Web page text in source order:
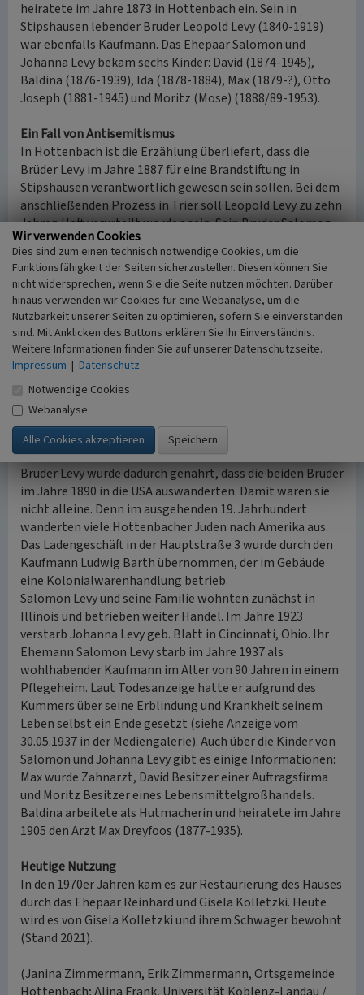
heiratete im Jahre 1873 in Hottenbach ein. Sein in
Stipshausen lebender Bruder Leopold Levy (1840-1919)
war ebenfalls Kaufmann. Das Ehepaar Salomon und
Johanna Levy bekam sechs Kinder: David (1874-1945),
Baldina (1876-1939), Ida (1878-1884), Max (1879-?), Otto
Joseph (1881-1945) und Moritz (Mose) (1888/89-1953).
Ein Fall von Antisemitismus
In Hottenbach ist die Erzählung überliefert, dass die
Brüder Levy im Jahre 1887 für eine Brandstiftung in
Stipshausen verantwortlich gewesen sein sollen. Bei dem
anschließenden Prozess in Trier soll Leopold Levy zu zehn
Jahren Haft verurteilt worden sein. Sein Bruder Salomon
habe sich der Strafe durch die Flucht in die USA entzogen.
Dort sei er im Jahre 1910 bei einem Hotelbrand in
Philadelphia ums Leben gekommen. Wie sich
herausstellte, handelte es sich dabei allerdings nicht um
den Hottenbacher Salomon Levy. Die Erzählung der
Brandstiftung durch die Brüder Levy entspricht demnach
nicht der Wahrheit. Die Rezeption der Lebensgeschichte
der beiden Levy-Brüder spiegelt den historischen
ländlichen Antisemitismus wider.
Auswanderung in die USA
Die antisemitische Legende von der Brandstiftung der
Brüder Levy wurde dadurch genährt, dass die beiden Brüder
im Jahre 1890 in die USA auswanderten. Damit waren sie
nicht alleine. Denn im ausgehenden 19. Jahrhundert
wanderten viele Hottenbacher Juden nach Amerika aus.
Das Ladengeschäft in der Hauptstraße 3 wurde durch den
Kaufmann Ludwig Barth übernommen, der im Gebäude
eine Kolonialwarenhandlung betrieb.
Salomon Levy und seine Familie wohnten zunächst in
Illinois und betrieben weiter Handel. Im Jahre 1923
verstarb Johanna Levy geb. Blatt in Cincinnati, Ohio. Ihr
Ehemann Salomon Levy starb im Jahre 1937 als
wohlhabender Kaufmann im Alter von 90 Jahren in einem
Pflegeheim. Laut Todesanzeige hatte er aufgrund des
Kummers über seine Erblindung und Krankheit seinem
Leben selbst ein Ende gesetzt (siehe Anzeige vom
30.05.1937 in der Mediengalerie). Auch über die Kinder von
Salomon und Johanna Levy gibt es einige Informationen:
Max wurde Zahnarzt, David Besitzer einer Auftragsfirma
und Moritz Besitzer eines Lebensmittelgroßhandels.
Baldina arbeitete als Hutmacherin und heiratete im Jahre
1905 den Arzt Max Dreyfoos (1877-1935).
Heutige Nutzung
In den 1970er Jahren kam es zur Restaurierung des Hauses
durch das Ehepaar Reinhard und Gisela Kolletzki. Heute
wird es von Gisela Kolletzki und ihrem Schwager bewohnt
(Stand 2021).
(Janina Zimmermann, Erik Zimmermann, Ortsgemeinde
Wir verwenden Cookies
Dies sind zum einen technisch notwendige Cookies, um die
Funktionsfähigkeit der Seiten sicherzustellen. Diesen können Sie
nicht widersprechen, wenn Sie die Seite nutzen möchten. Darüber
hinaus verwenden wir Cookies für eine Webanalyse, um die
Nutzbarkeit unserer Seiten zu optimieren, sofern Sie einverstanden
sind. Mit Anklicken des Buttons erklären Sie Ihr Einverständnis.
Weitere Informationen finden Sie auf unserer Datenschutzseite.
Impressum | Datenschutz
Notwendige Cookies
Webanalyse